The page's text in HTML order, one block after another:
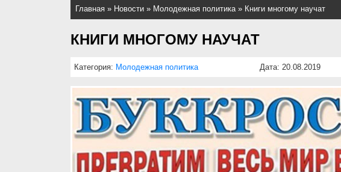
Главная » Новости » Молодежная политика » Книги многому научат
КНИГИ МНОГОМУ НАУЧАТ
Категория: Молодежная политика Дата: 20.08.2019